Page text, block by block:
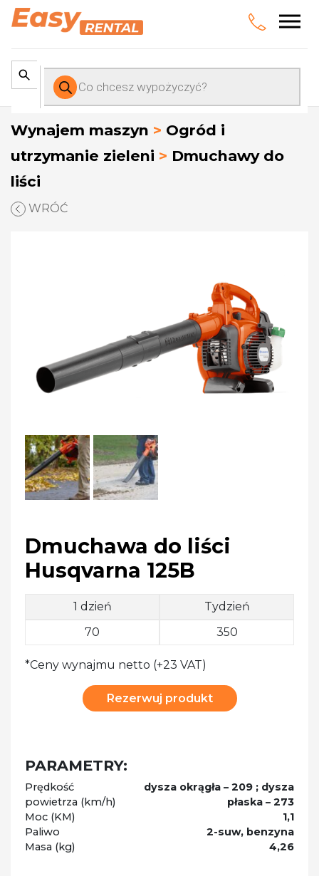
Wyszukiwarka
produktów
Wynajem maszyn > Ogród i
utrzymanie zieleni > Dmuchawy do
liści
WRÓĆ
Dmuchawa do liści
Husqvarna 125B
1 dzień
Tydzień
70
350
*Ceny wynajmu netto (+23 VAT)
Rezerwuj produkt
PARAMETRY:
Prędkość
powietrza (km/h)
dysza okrągła – 209 ; dysza
płaska – 273
Moc (KM)
1,1
Paliwo
2-suw, benzyna
Masa (kg)
4,26